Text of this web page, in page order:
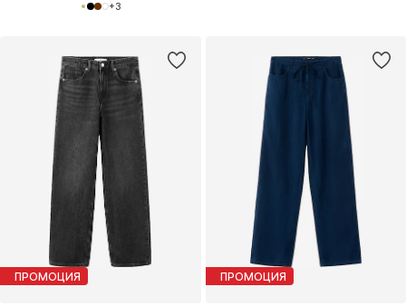
+3
ПРОМОЦИЯ ПРОМОЦИЯ